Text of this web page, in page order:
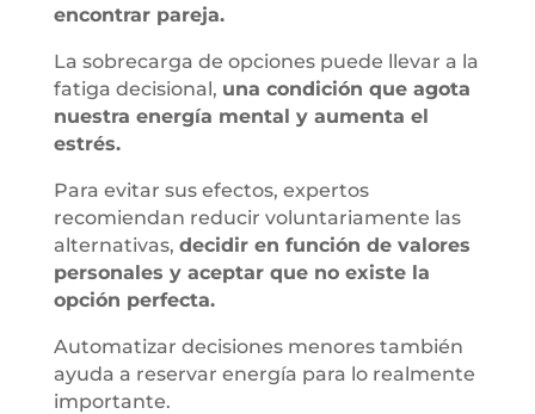
encontrar pareja.
La sobrecarga de opciones puede llevar a la
fatiga decisional, una condición que agota
nuestra energía mental y aumenta el
estrés.
Para evitar sus efectos, expertos
recomiendan reducir voluntariamente las
alternativas, decidir en función de valores
personales y aceptar que no existe la
opción perfecta.
Automatizar decisiones menores también
ayuda a reservar energía para lo realmente
importante.